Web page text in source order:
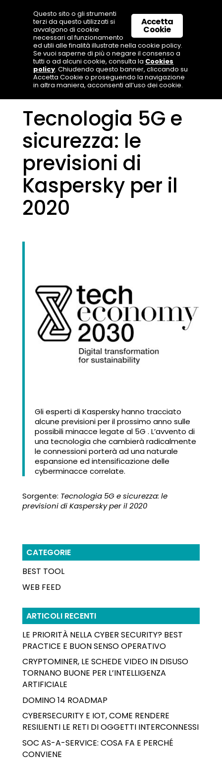
Tecnologia 5G e
sicurezza: le
previsioni di
Kaspersky per il
2020
Gli esperti di Kaspersky hanno tracciato
alcune previsioni per il prossimo anno sulle
possibili minacce legate al 5G . L’avvento di
una tecnologia che cambierà radicalmente
le connessioni porterà ad una naturale
espansione ed intensificazione delle
cyberminacce correlate.
Sorgente: Tecnologia 5G e sicurezza: le
previsioni di Kaspersky per il 2020
CATEGORIE
BEST TOOL
WEB FEED
ARTICOLI RECENTI
LE PRIORITÀ NELLA CYBER SECURITY? BEST
PRACTICE E BUON SENSO OPERATIVO
CRYPTOMINER, LE SCHEDE VIDEO IN DISUSO
TORNANO BUONE PER L’INTELLIGENZA
ARTIFICIALE
DOMINO 14 ROADMAP
CYBERSECURITY E IOT, COME RENDERE
RESILIENTI LE RETI DI OGGETTI INTERCONNESSI
SOC AS-A-SERVICE: COSA FA E PERCHÉ
CONVIENE
Accetta
Cookie
Questo sito o gli strumenti
terzi da questo utilizzati si
avvalgono di cookie
necessari al funzionamento
ed utili alle finalità illustrate nella cookie policy.
Se vuoi saperne di più o negare il consenso a
tutti o ad alcuni cookie, consulta la Cookies
policy. Chiudendo questo banner, cliccando su
Accetta Cookie o proseguendo la navigazione
in altra maniera, acconsenti all’uso dei cookie.